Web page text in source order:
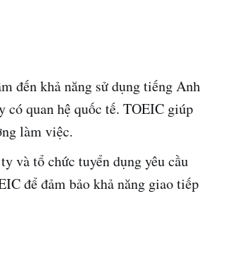
đến khả năng sử dụng tiếng Anh
có quan hệ quốc tế. TOEIC giúp
làm việc.
và tổ chức tuyển dụng yêu cầu
để đảm bảo khả năng giao tiếp